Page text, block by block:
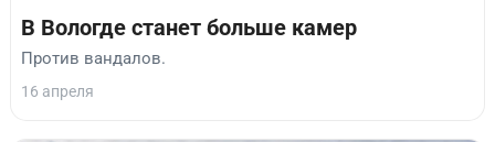
В Вологде станет больше камер
Против вандалов.
16 апреля